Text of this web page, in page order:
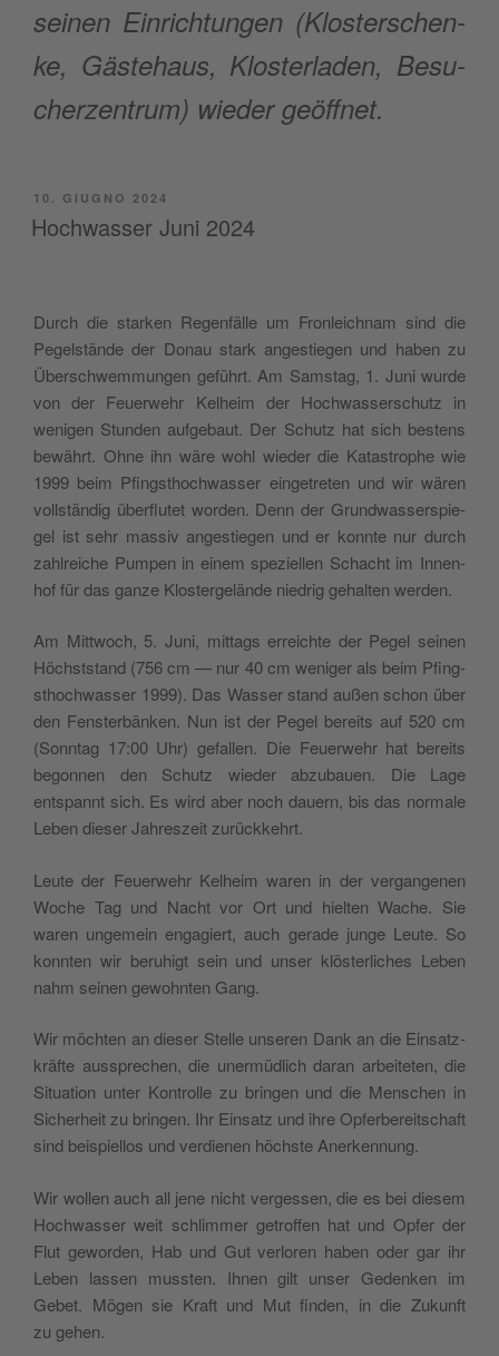
sei­nen Ein­ri­ch­tun­gen (Klo­ster­schen­
ke, Gäste­haus, Klo­ster­la­den, Besu­
cher­zen­trum) wie­der geöffnet.
PUBBLICATO
IL
10. GIUGNO 2024
Hochwasser Juni 2024
Durch die star­ken Regen­fäl­le um Fron­leich­nam sind die
Pegel­stän­de der Donau stark ange­stie­gen und haben zu
Über­sch­wem­mun­gen geführt. Am Sam­stag, 1. Juni wur­de
von der Feuer­wehr Kelheim der Hoch­was­ser­schu­tz in
weni­gen Stun­den auf­ge­baut. Der Schu­tz hat sich bestens
bewährt. Ohne ihn wäre wohl wie­der die Kata­stro­phe wie
1999 beim Pfing­stho­ch­was­ser ein­ge­tre­ten und wir wären
voll­stän­dig über­flu­tet wor­den. Denn der Grund­was­ser­spie­
gel ist sehr mas­siv ange­stie­gen und er konn­te nur durch
zahl­rei­che Pum­pen in einem spe­ziel­len Scha­cht im Inne­n­
hof für das gan­ze Klo­ster­ge­län­de nie­drig gehal­ten werden.
Am Mitt­woch, 5. Juni, mit­tags errei­ch­te der Pegel sei­nen
Höchststand (756 cm — nur 40 cm weni­ger als beim Pfing­
stho­ch­was­ser 1999). Das Was­ser stand außen schon über
den Fen­ster­bän­ken. Nun ist der Pegel berei­ts auf 520 cm
(Sonn­tag 17:00 Uhr) gefal­len. Die Feuer­wehr hat berei­ts
begon­nen den Schu­tz wie­der abzu­bauen. Die Lage
entspannt sich. Es wird aber noch dauern, bis das nor­ma­le
Leben die­ser Jah­reszeit zurückkehrt.
Leu­te der Feuer­wehr Kelheim waren in der ver­gan­ge­nen
Woche Tag und Nacht vor Ort und hiel­ten Wache. Sie
waren unge­mein enga­giert, auch gera­de jun­ge Leu­te. So
konn­ten wir beru­higt sein und unser klö­ster­li­ches Leben
nahm sei­nen gewohn­ten Gang.
Wir möch­ten an die­ser Stel­le unse­ren Dank an die Ein­satz­
kräf­te aus­spre­chen, die uner­müd­lich daran arbei­te­ten, die
Situa­tion unter Kon­trol­le zu brin­gen und die Men­schen in
Siche­rheit zu brin­gen. Ihr Ein­sa­tz und ihre Opfer­be­rei­tschaft
sind bei­spiel­los und ver­die­nen höch­ste Anerkennung.
Wir wol­len auch all jene nicht ver­ges­sen, die es bei die­sem
Hoch­was­ser weit schlim­mer getrof­fen hat und Opfer der
Flut gewor­den, Hab und Gut ver­lo­ren haben oder gar ihr
Leben las­sen mus­sten. Ihnen gilt unser Geden­ken im
Gebet. Mögen sie Kraft und Mut fin­den, in die Zukunft
zu gehen.